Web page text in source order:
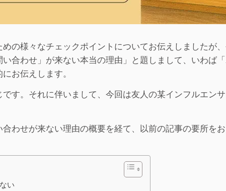
の様々なチェックポイントについてお伝えしましたが
合わせ」が来ない本当の理由」と題しまして、いわば
お伝えします。
す。それに伴いまして、今回は友人の某インフルエン
わせが来ない理由の概要を経て、以前の記事の要所を
い